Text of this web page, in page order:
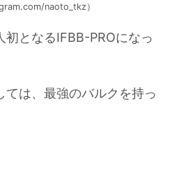
naoto_tkz）
となるIFBB-PROになっ
ては、最強のバルクを持っ